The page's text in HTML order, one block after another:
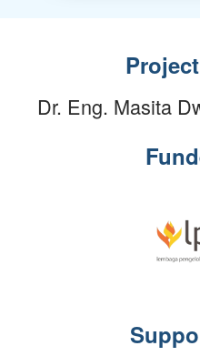
Dr. Eng. Masita